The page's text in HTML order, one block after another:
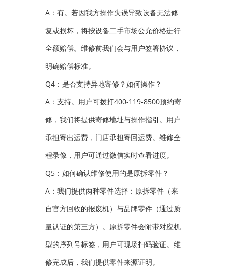
A：有。若因我方操作失误导致设备无法修
复或损坏，将按设备二手市场公允价格进行
全额赔偿。维修前我们会与用户签署协议，
明确赔偿标准。
Q4：是否支持异地寄修？如何操作？
A：支持。用户可拨打400-119-8500预约寄
修，我们将提供寄修地址与操作指引。用户
承担寄出运费，门店承担寄回运费。维修全
程录像，用户可通过微信实时查看进度。
Q5：如何确认维修使用的是原拆零件？
A：我们提供两种零件选择：原拆零件（来
自官方回收的报废机）与品牌零件（通过质
量认证的第三方）。原拆零件会附带对应机
型的序列号标签，用户可现场扫码验证。维
修完成后，我们提供零件来源证明。